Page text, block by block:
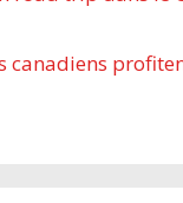
canadiens